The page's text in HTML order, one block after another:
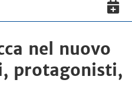
nel nuovo
protagonisti,